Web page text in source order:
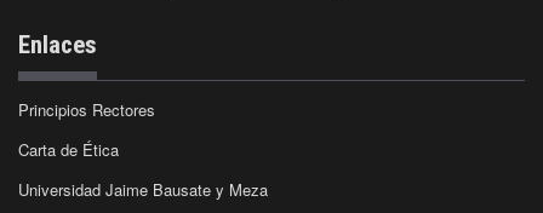
Enlaces
Principios Rectores
Carta de Ética
Universidad Jaime Bausate y Meza